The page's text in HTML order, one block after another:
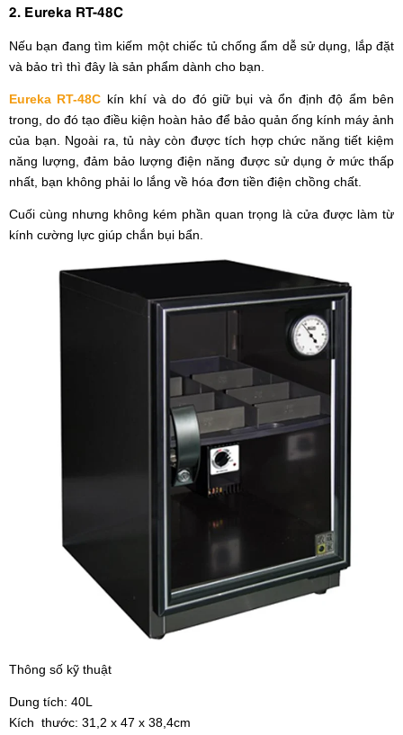
2. Eureka RT-48C
Nếu bạn đang tìm kiếm một chiếc tủ chống ẩm dễ sử dụng, lắp đặt
và bảo trì thì đây là sản phẩm dành cho bạn.
Eureka RT-48C kín khí và do đó giữ bụi và ổn định độ ẩm bên
trong, do đó tạo điều kiện hoàn hảo để bảo quản ống kính máy ảnh
của bạn. Ngoài ra, tủ này còn được tích hợp chức năng tiết kiệm
năng lượng, đảm bảo lượng điện năng được sử dụng ở mức thấp
nhất, bạn không phải lo lắng về hóa đơn tiền điện chồng chất.
Cuối cùng nhưng không kém phần quan trọng là cửa được làm từ
kính cường lực giúp chắn bụi bẩn.
Thông số kỹ thuật
Dung tích: 40L
Kích thước: 31,2 x 47 x 38,4cm